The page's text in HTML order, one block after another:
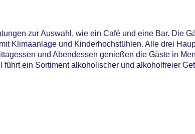
Gebühr, Outdoor Pool, Sonnenschirme am Pool,
EC Maestro, Mastercard, Visa
zur Auswahl, wie ein Café und eine Bar. Die
Klimaanlage und Kinderhochstühlen. Alle drei
und Abendessen genießen die Gäste in
ein Sortiment alkoholischer und alkoholfreier